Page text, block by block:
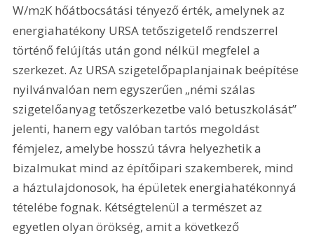
W/m2K hőátbocsátási tényező érték, amelynek az
energiahatékony URSA tetőszigetelő rendszerrel
történő felújítás után gond nélkül megfelel a
szerkezet. Az URSA szigetelőpaplanjainak beépítése
nyilvánvalóan nem egyszerűen „némi szálas
szigetelőanyag tetőszerkezetbe való betuszkolását”
jelenti, hanem egy valóban tartós megoldást
fémjelez, amelybe hosszú távra helyezhetik a
bizalmukat mind az építőipari szakemberek, mind
a háztulajdonosok, ha épületek energiahatékonnyá
tételébe fognak. Kétségtelenül a természet az
egyetlen olyan örökség, amit a következő